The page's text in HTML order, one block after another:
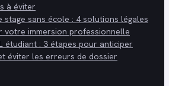
à éviter
stage sans école : 4 solutions légales
votre immersion professionnelle
étudiant : 3 étapes pour anticiper
éviter les erreurs de dossier